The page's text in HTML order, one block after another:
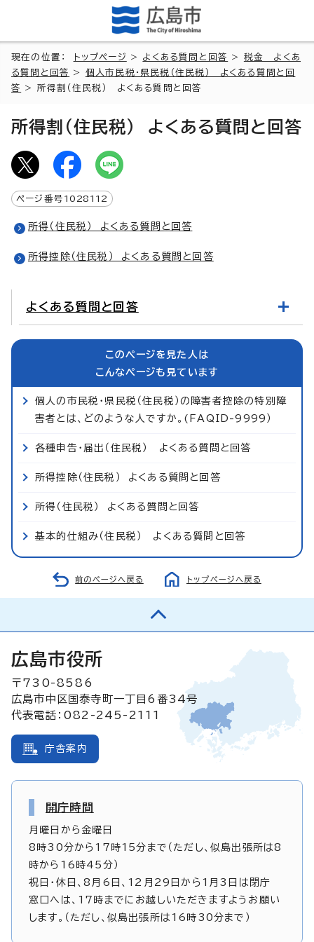
現在の位置： トップページ > よくある質問と回答 > 税金 よくあ
る質問と回答
> 個人市民税・県民税（住民税） よくある質問と回
答
> 所得割（住民税） よくある質問と回答
所得割（住民税） よくある質問と回答
ページ番号 1028112
所得（住民税） よくある質問と回答
所得控除（住民税） よくある質問と回答
よくある質問と回答
このページを見た人は
こんなページも見ています
個人の市民税・県民税（住民税）の障害者控除の特別障
害者とは、どのような人ですか。(FAQID-9999）
各種申告・届出（住民税） よくある質問と回答
所得控除（住民税） よくある質問と回答
所得（住民税） よくある質問と回答
基本的仕組み（住民税） よくある質問と回答
前のページへ戻る トップページへ戻る
広島市役所
〒730-8586
広島市中区国泰寺町一丁目6番34号
代表電話：082-245-2111
庁舎案内
開庁時間
月曜日から金曜日
8時30分から17時15分まで（ただし、似島出張所は8
時から16時45分）
祝日・休日、8月6日、12月29日から1月3日は閉庁
窓口へは、17時までにお越しいただきますようお願い
します。（ただし、似島出張所は16時30分まで）